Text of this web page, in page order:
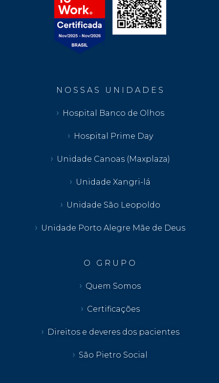
N O S S A S U N I D A D E S
Hospital Banco de Olhos
Hospital Prime Day
Unidade Canoas (Maxplaza)
Unidade Xangri-lá
Unidade São Leopoldo
Unidade Porto Alegre Mãe de Deus
O G R U P O
Quem Somos
Certificações
Direitos e deveres dos pacientes
São Pietro Social